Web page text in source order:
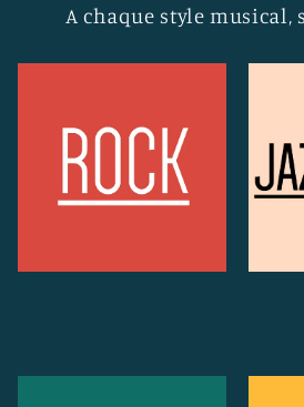
A chaque style musical,